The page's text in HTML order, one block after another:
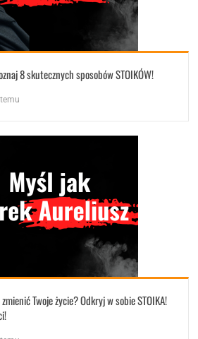
8 skutecznych sposobów STOIKÓW!
Twoje życie? Odkryj w sobie STOIKA!